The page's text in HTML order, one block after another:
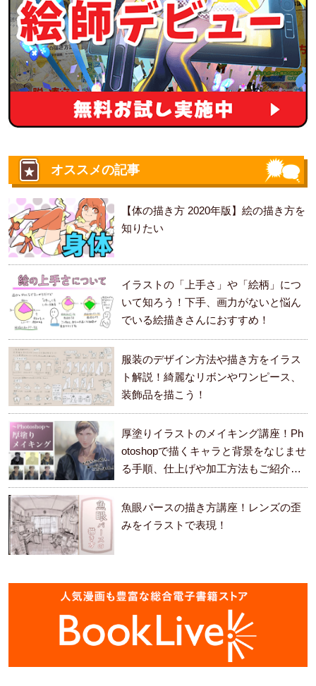
オススメの記事
【体の描き方 2020年版】絵の描き方を
知りたい
イラストの「上手さ」や「絵柄」につ
いて知ろう！下手、画力がないと悩ん
でいる絵描きさんにおすすめ！
服装のデザイン方法や描き方をイラス
ト解説！綺麗なリボンやワンピース、
装飾品を描こう！
厚塗りイラストのメイキング講座！Ph
otoshopで描くキャラと背景をなじませ
る手順、仕上げや加工方法もご紹介し
ます。
魚眼パースの描き方講座！レンズの歪
みをイラストで表現！